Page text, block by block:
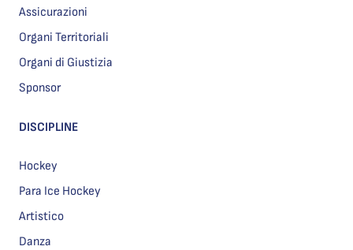
Assicurazioni
Organi Territoriali
Organi di Giustizia
Sponsor
DISCIPLINE
Hockey
Para Ice Hockey
Artistico
Danza